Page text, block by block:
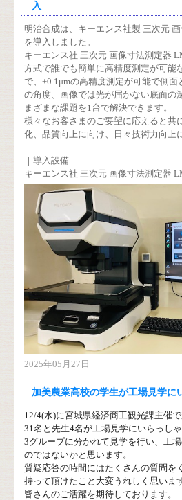
入
明治合成は、キーエンス社製 三次元
を導入しました。
キーエンス社 三次元 画像寸法測定器
方式で誰でも簡単に高精度測定が可能
で、±0.1μmの高精度測定が可能で側
の角度、画像では光が届かない底面の
まざまな課題を1台で解決できます。
様々なお客さまのご要望に応えると共
化、品質向上に向け、日々技術力向上
｜導入設備
キーエンス社 三次元 画像寸法測定器
2025年05月27日
加美農業高校の学生が工場見学に
12/4(水)に宮城県経済商工観光課主催
31名と先生4名が工場見学にいらっしゃ
3グループに分かれて見学を行い、工
のではないかと思います。
質疑応答の時間にはたくさんの質問を
持って頂けたこと大変うれしく思いま
皆さんのご活躍を期待しております。